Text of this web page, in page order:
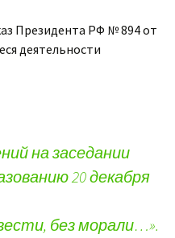
Президента РФ № 894 от
деятельности
на заседании
20 декабря
без морали…».